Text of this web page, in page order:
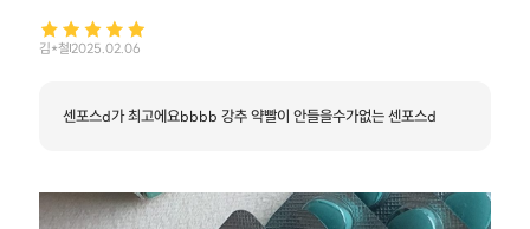
김*철2025.02.06
센포스d가 최고에요bbbb 강추 약빨이 안들을수가없는 센포스d